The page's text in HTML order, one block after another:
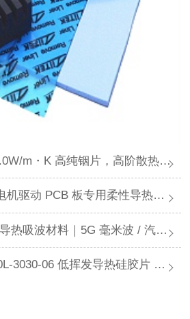
铟片，高阶散热、半导体封装核心导热界面材料
动 PCB 板专用柔性导热填缝材料
毫米波 / 汽车电子 EMC + 热管理一体化解决方案
低挥发导热硅胶片 液冷散热专用导热矽胶片